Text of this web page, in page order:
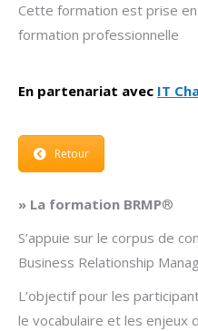
Cette formation est prise
formation professionnelle
En partenariat avec IT
Retour
» La formation BRMP®
S’appuie sur le corpus de
Business Relationship
L’objectif pour les
le vocabulaire et les enjeux